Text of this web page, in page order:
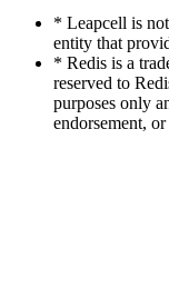
* Leapcell is
entity that
* Redis is a
reserved to
purposes only
endorsement,